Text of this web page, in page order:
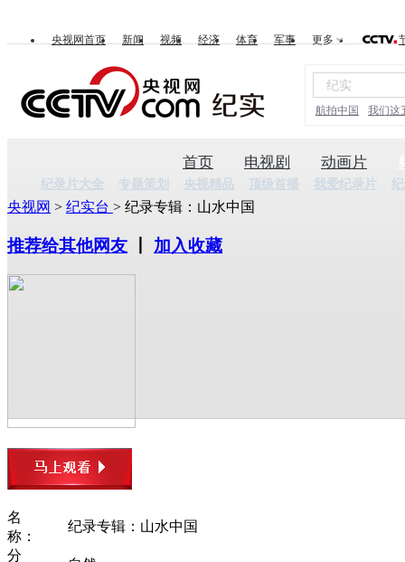
央视网首页 新闻 视频 经济 体育 军事 更多
航拍中国 我们这
首页 电视剧 动画片
纪录片大全 专题策划 央视精品 顶级首播 我爱纪录片
央视网 > 纪实台 > 纪录专辑：山水中国
推荐给其他网友 加入收藏
名
称：
纪录专辑：山水中国
分